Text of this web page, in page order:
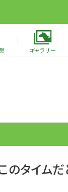
ギャラリー
のタイム